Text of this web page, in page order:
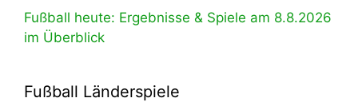
Fußball heute: Ergebnisse & Spiele am 8.8.2026
im Überblick
Fußball Länderspiele